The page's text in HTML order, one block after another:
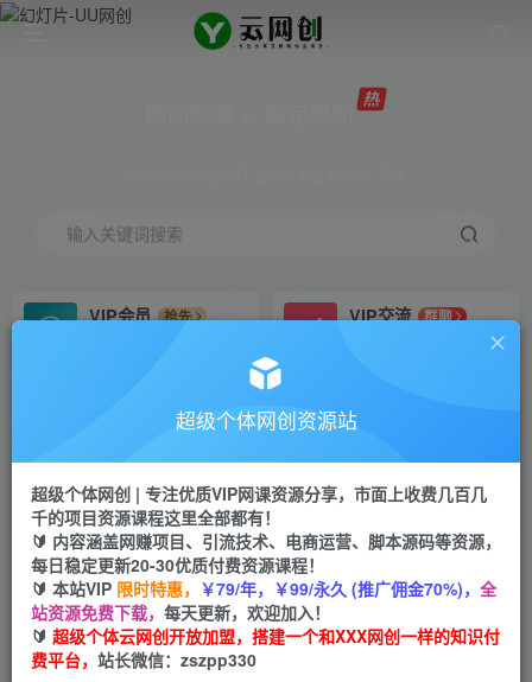
输入关键词搜索
VIP会员
抢先
VIP交流
群聊
研究探讨更多创业项目路子。
会员专属推广链接
招募站长
挂机
项目
脚本卡密
APP下载
GO
首页 创业课程 会员免费 正文
最新直播暴力拉新玩法，单场1000＋（详细玩法
教程）【揭秘】
超级个体网创资源站
超级个体网创 | 专注优质VIP网课资源分享，市面上收费几百几
千的项目资源课程这里全部都有！
🔰 内容涵盖网赚项目、引流技术、电商运营、脚本源码等资源，
每日稳定更新20-30优质付费资源课程！
🔰 本站VIP 限时特惠， ￥79/年，￥99/永久 (推广佣金70%)， 全
站资源免费下载， 每天更新，欢迎加入！
🔰 超级个体云网创开放加盟，搭建一个和XXX网创一样的知识付
费平台， 站长微信：zszpp330